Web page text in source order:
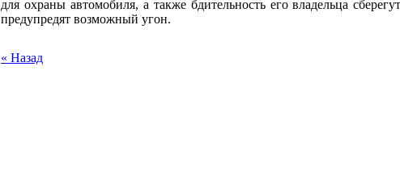
для охраны автомобиля, а также бдительность его владельца
предупредят возможный угон.
« Назад